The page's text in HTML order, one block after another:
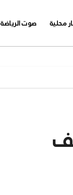
محلية صوت الرياضة